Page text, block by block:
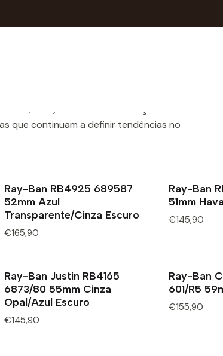
o Aviator e o Wayfarer, que se tornaram
a Ray-Ban combina tradição e
que continuam a definir tendências no
Ray-Ban RB4925 689587
52mm Azul
Transparente/Cinza Escuro
€165,90
Ray-Ban
51mm
€145,90
Ray-Ban Justin RB4165
6873/80 55mm Cinza
Opal/Azul Escuro
€145,90
Ray-Ban
601/R5
€155,90